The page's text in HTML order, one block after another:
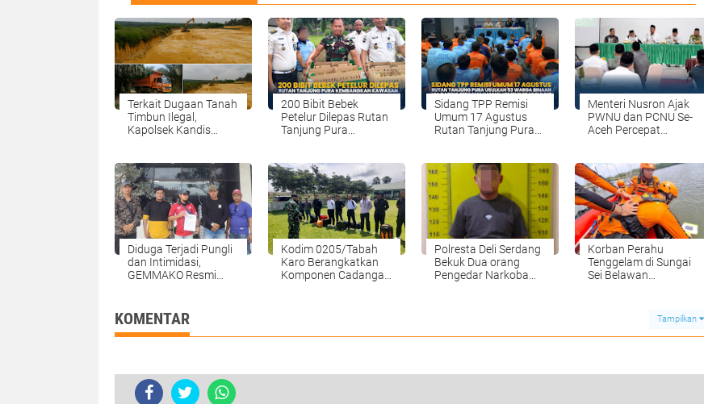
Terkait Dugaan Tanah
Timbun Ilegal,
Kapolsek Kandis
200 Bibit Bebek
Petelur Dilepas Rutan
Tanjung Pura
DiLahan Ketahanan
Pangan
Sidang TPP Remisi
Umum 17 Agustus
Rutan Tanjung Pura
Bersama Kanwil
Ditjenpas Sumu
Menteri Nusron Ajak
PWNU dan PCNU Se-
Aceh Percepat
Diduga Terjadi Pungli
dan Intimidasi,
GEMMAKO Resmi
Kejaksaan
Tanjungbalai
Kodim 0205/Tabah
Karo Berangkatkan
Komponen Cadangan
Polresta Deli Serdang
Bekuk Dua orang
Pengedar Narkoba
Korban Perahu
Tenggelam di Sungai
Sei Belawan
KOMENTAR Tampilkan